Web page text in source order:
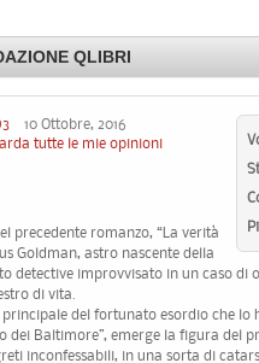
QLIBRI
10 Ottobre, 2016
tutte le mie opinioni
precedente romanzo, “La verità
Goldman, astro nascente della
detective improvvisato in un caso di
di vita.
del fortunato esordio che lo
dei Baltimore”, emerge la figura del
inconfessabili, in una sorta di